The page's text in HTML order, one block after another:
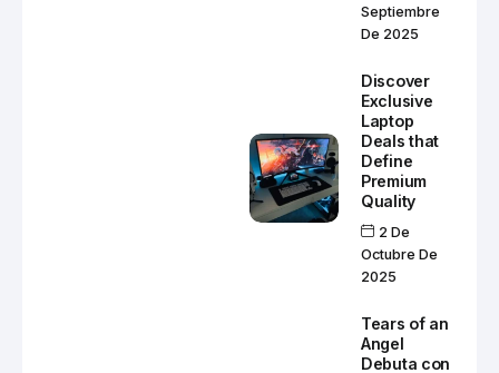
Septiembre
De 2025
Discover
Exclusive
Laptop
Deals that
Define
Premium
Quality
2 De
Octubre De
2025
Tears of an
Angel
Debuta con